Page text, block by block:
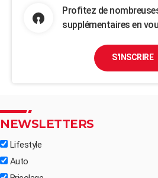
Profitez de
supplémentaires en
S'INSCRIRE
NEWSLETTERS
Lifestyle
Auto